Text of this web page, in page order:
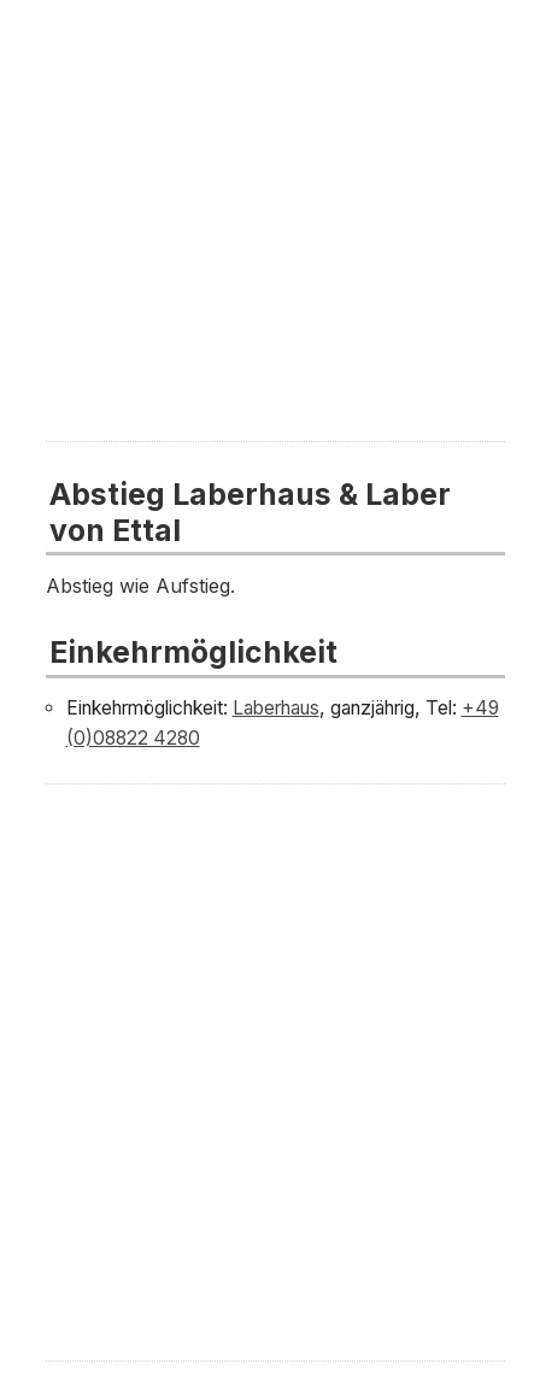
Abstieg Laberhaus & Laber
von Ettal
Abstieg wie Aufstieg.
Einkehrmöglichkeit
Einkehrmöglichkeit: Laberhaus, ganzjährig, Tel: +49
(0)08822 4280